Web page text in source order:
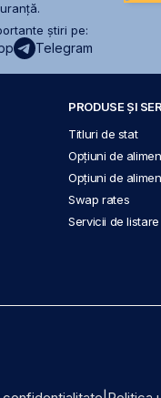
știri pe:
Telegram
PRODUSE ȘI
Titluri de stat
Opțiuni de
Opțiuni de
Swap rates
Servicii de listare